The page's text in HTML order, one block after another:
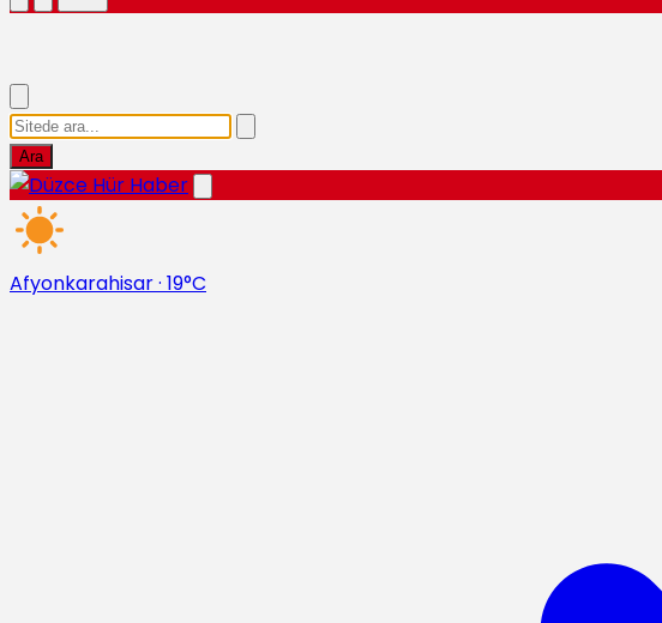
Ara
Afyonkarahisar· 19°C